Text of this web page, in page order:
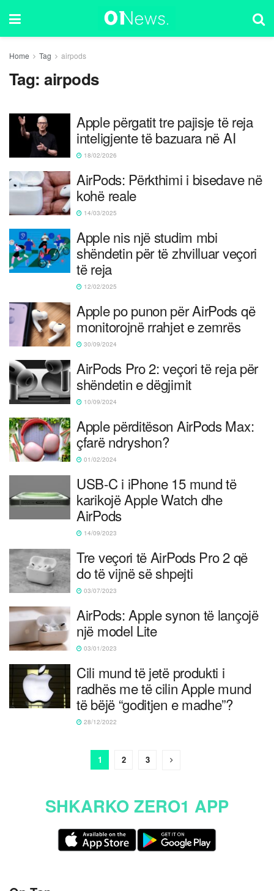
Home Tag airpods
Tag:airpods
Apple përgatit tre pajisje të reja
inteligjente të bazuara në AI
18/02/2026
AirPods: Përkthimi i bisedave në
kohë reale
14/03/2025
Apple nis një studim mbi
shëndetin për të zhvilluar veçori
të reja
12/02/2025
Apple po punon për AirPods që
monitorojnë rrahjet e zemrës
30/09/2024
AirPods Pro 2: veçori të reja për
shëndetin e dëgjimit
10/09/2024
Apple përditëson AirPods Max:
çfarë ndryshon?
01/02/2024
USB-C i iPhone 15 mund të
karikojë Apple Watch dhe
AirPods
14/09/2023
Tre veçori të AirPods Pro 2 që
do të vijnë së shpejti
03/07/2023
AirPods: Apple synon të lançojë
një model Lite
03/01/2023
Cili mund të jetë produkti i
radhës me të cilin Apple mund
të bëjë “goditjen e madhe”?
28/12/2022
1 2 3
SHKARKO ZERO1 APP